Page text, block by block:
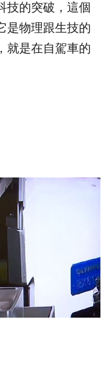
技的突破，這個
是物理跟生技的
就是在自駕車的